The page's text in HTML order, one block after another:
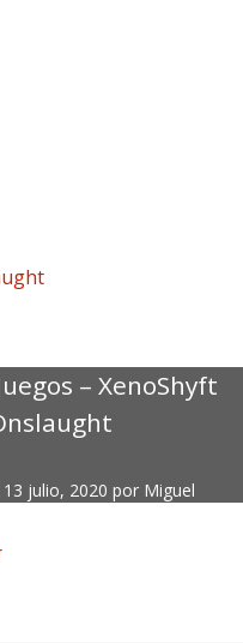
– XenoShyft
13 julio, 2020 por Miguel